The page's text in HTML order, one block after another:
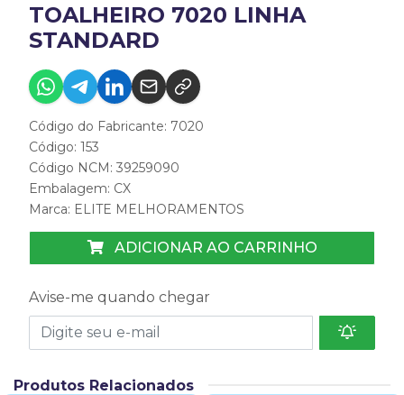
TOALHEIRO 7020 LINHA
STANDARD
Código do Fabricante: 7020
Código: 153
Código NCM: 39259090
Embalagem: CX
Marca: ELITE MELHORAMENTOS
ADICIONAR AO CARRINHO
Avise-me quando chegar
Produtos Relacionados